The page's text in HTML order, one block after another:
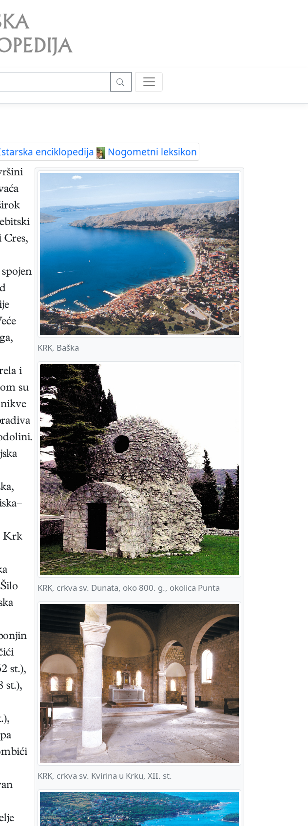
enciklopedija Nogometni leksikon
KRK, Baška
KRK, crkva sv. Dunata, oko 800. g., okolica Punta
KRK, crkva sv. Kvirina u Krku, XII. st.
i
su
Krk
st.),
st.),